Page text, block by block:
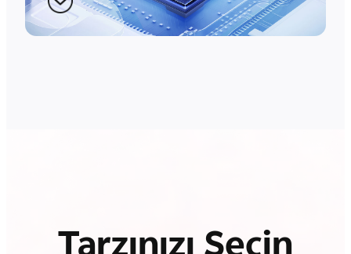
Tarzınızı Seçin